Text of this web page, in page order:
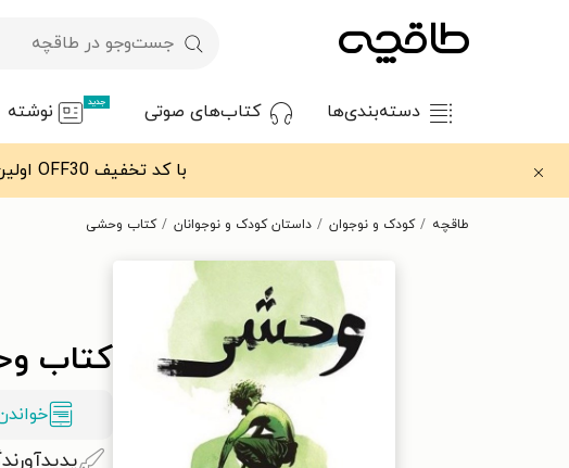
دسته‌بندی‌ها کتاب‌های صوتی جدید نوشته
با کد تخفیف OFF30 اولین کتاب الکترونیکی یا صوتی‌ات را با ۳۰٪ تخفیف از طاقچه دریافت کن.
طاقچه کودک و نوجوان داستان کودک و نوجوانان کتاب وحشی
کتاب